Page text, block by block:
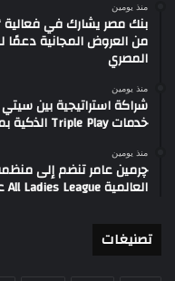
منذ يومين
بنك مصر يشارك في فعالية
من العروض المجانية دعمًا
المصري
منذ يومين
شراكة استراتيجية بين
خدمات Triple Play الذكية بمشروع داون تاون بالعلمين الجديدة
منذ يومين
العالمية All Ladies League عن الإعلام الرقمي والتجارة الإلكترونية
تصنيغات